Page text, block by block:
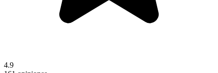
4.9